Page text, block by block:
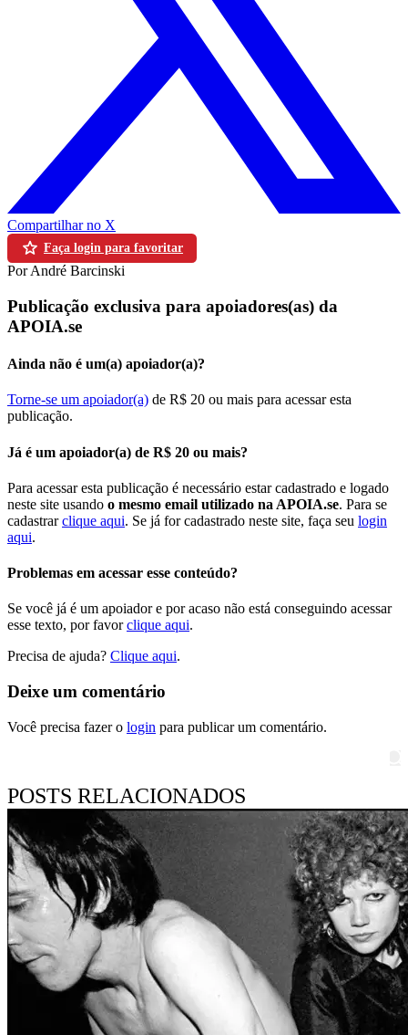
Compartilhar no X
Faça login para favoritar
Por André Barcinski
Publicação exclusiva para apoiadores(as) da
APOIA.se
Ainda não é um(a) apoiador(a)?
Torne-se um apoiador(a) de R$ 20 ou mais para acessar esta
publicação.
Já é um apoiador(a) de R$ 20 ou mais?
Para acessar esta publicação é necessário estar cadastrado e logado
neste site usando o mesmo email utilizado na APOIA.se. Para se
cadastrarclique aqui. Se já for cadastrado neste site, faça seu login
aqui.
Problemas em acessar esse conteúdo?
Se você já é um apoiador e por acaso não está conseguindo acessar
esse texto, por favorclique aqui.
Precisa de ajuda? Clique aqui.
Deixe um comentário
Você precisa fazer o login para publicar um comentário.
POSTS RELACIONADOS